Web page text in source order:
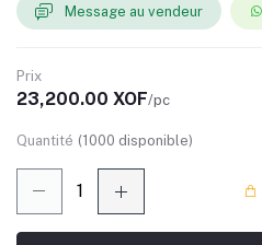
Message au vendeur
Prix
23,200.00 XOF/pc
Quantité (1000 disponible)